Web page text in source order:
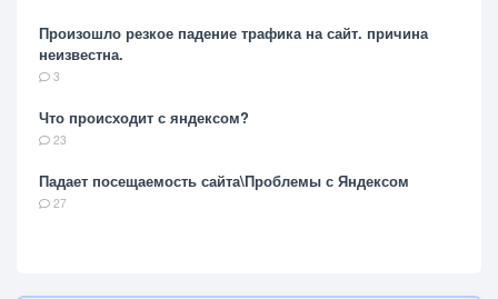
Произошло резкое падение трафика на сайт. причина
неизвестна.
3
Что происходит с яндексом?
23
Падает посещаемость сайта\Проблемы с Яндексом
27